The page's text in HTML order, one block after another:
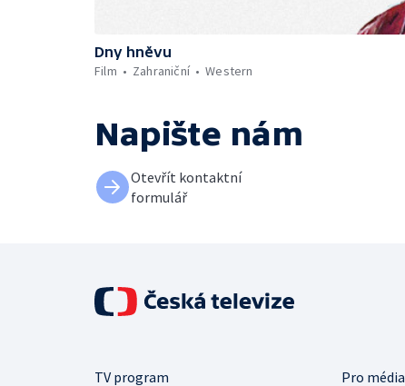
Dny hněvu
Film
Zahraniční Western
Napište nám
Otevřít kontaktní
formulář
TV program Pro média